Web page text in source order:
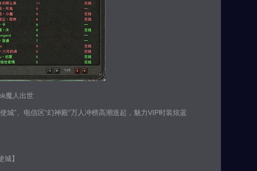
魔人出世
城”、电信区“幻神殿”万人冲榜高潮迭起，魅力VIP时装炫蓝
】